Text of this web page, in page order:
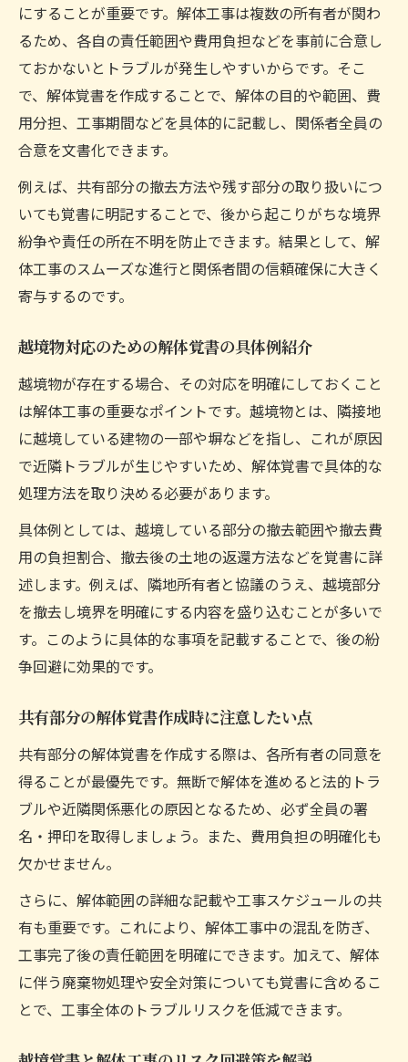
にすることが重要です。解体工事は複数の所有者が関わ
るため、各自の責任範囲や費用負担などを事前に合意し
ておかないとトラブルが発生しやすいからです。そこ
で、解体覚書を作成することで、解体の目的や範囲、費
用分担、工事期間などを具体的に記載し、関係者全員の
合意を文書化できます。
例えば、共有部分の撤去方法や残す部分の取り扱いにつ
いても覚書に明記することで、後から起こりがちな境界
紛争や責任の所在不明を防止できます。結果として、解
体工事のスムーズな進行と関係者間の信頼確保に大きく
寄与するのです。
越境物対応のための解体覚書の具体例紹介
越境物が存在する場合、その対応を明確にしておくこと
は解体工事の重要なポイントです。越境物とは、隣接地
に越境している建物の一部や塀などを指し、これが原因
で近隣トラブルが生じやすいため、解体覚書で具体的な
処理方法を取り決める必要があります。
具体例としては、越境している部分の撤去範囲や撤去費
用の負担割合、撤去後の土地の返還方法などを覚書に詳
述します。例えば、隣地所有者と協議のうえ、越境部分
を撤去し境界を明確にする内容を盛り込むことが多いで
す。このように具体的な事項を記載することで、後の紛
争回避に効果的です。
共有部分の解体覚書作成時に注意したい点
共有部分の解体覚書を作成する際は、各所有者の同意を
得ることが最優先です。無断で解体を進めると法的トラ
ブルや近隣関係悪化の原因となるため、必ず全員の署
名・押印を取得しましょう。また、費用負担の明確化も
欠かせません。
さらに、解体範囲の詳細な記載や工事スケジュールの共
有も重要です。これにより、解体工事中の混乱を防ぎ、
工事完了後の責任範囲を明確にできます。加えて、解体
に伴う廃棄物処理や安全対策についても覚書に含めるこ
とで、工事全体のトラブルリスクを低減できます。